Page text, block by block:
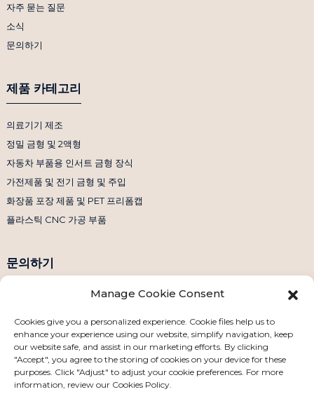
자주 묻는 질문
소식
문의하기
제품 카테고리
의료기기 제조
정밀 금형 및 2액형
자동차 부품용 인서트 금형 장식
가전제품 및 전기 금형 및 주입
화장품 포장 제품 및 PET 프리폼캡
플라스틱 CNC 가공 부품
문의하기
전화번호: +86 158 1869 2114
이메일: info@ansixtech.com
스카이프: Stephenhuang2010
왓츠앱: +86 13530645990
주소: 중국 선전시 룽화구 관란웨이예청 공업단지 F동
Manage Cookie Consent
Cookies give you a personalized experience. Cookie files help us to
enhance your experience using our website, simplify navigation, keep
our website safe, and assist in our marketing efforts. By clicking
"Accept", you agree to the storing of cookies on your device for these
purposes. Click "Adjust" to adjust your cookie preferences. For more
information, review our Cookies Policy.